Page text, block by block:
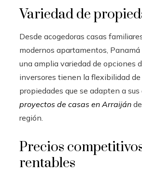
Variedad de
Desde acogedoras casas
modernos apartamentos,
una amplia variedad de opciones
inversores tienen la flexibilidad de
propiedades que se adapten a
proyectos de casas en Arraiján
región.
Precios
rentables